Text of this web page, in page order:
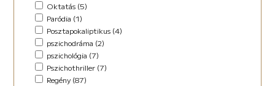
Oktatás (5)
Paródia (1)
Posztapokaliptikus (4)
pszichodráma (2)
pszichológia (7)
Pszichothriller (7)
Regény (87)